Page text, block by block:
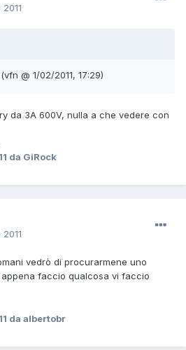
@ 1/02/2011, 17:29)
da 3A 600V, nulla a che vedere con
da GiRock
vedrò di procurarmene uno
faccio qualcosa vi faccio
da albertobr